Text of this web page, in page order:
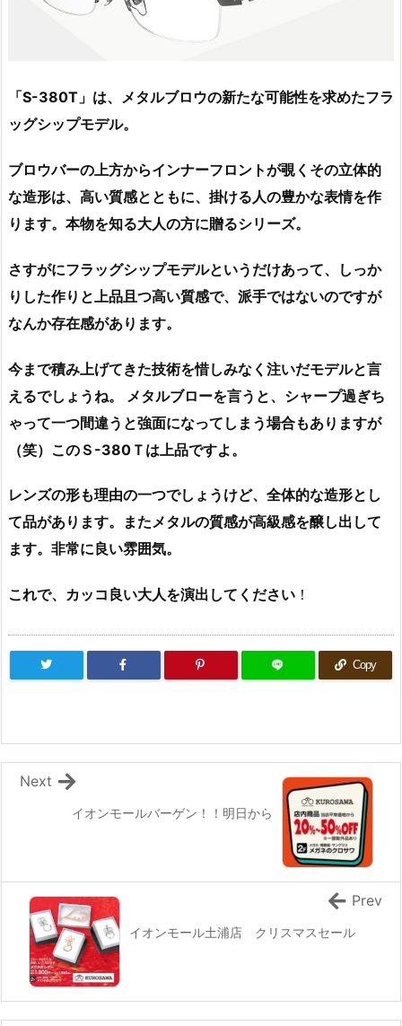
「S-380T」は、メタルブロウの新たな可能性を求めたフラ
ッグシップモデル。
ブロウバーの上方からインナーフロントが覗くその立体的
な造形は、高い質感とともに、掛ける人の豊かな表情を作
ります。本物を知る大人の方に贈るシリーズ。
さすがにフラッグシップモデルというだけあって、しっか
りした作りと上品且つ高い質感で、派手ではないのですが
なんか存在感があります。
今まで積み上げてきた技術を惜しみなく注いだモデルと言
えるでしょうね。 メタルブローを言うと、シャープ過ぎち
ゃって一つ間違うと強面になってしまう場合もありますが
（笑）このＳ-380Ｔは上品ですよ。
レンズの形も理由の一つでしょうけど、全体的な造形とし
て品があります。またメタルの質感が高級感を醸し出して
ます。非常に良い雰囲気。
これで、カッコ良い大人を演出してください ！
Copy
イオンモールバーゲン！！明日から
Next
イオンモール土浦店 クリスマスセール
Prev